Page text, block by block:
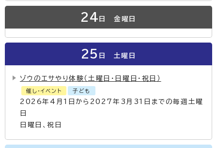
24 日 金曜日
25 日 土曜日
ゾウのエサやり体験（土曜日・日曜日・祝日）
催し・イベント 子ども
2026年4月1日から2027年3月31日までの毎週土曜
日
日曜日、祝日